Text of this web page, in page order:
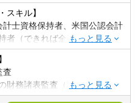
支援
各種認可申請書の作成支援
のPMI支援・海外展開後のグ
体制の整備（チェック＆バラ
填）
子会社化に伴う各国法規制遵
ンプライアンス態勢構築支援
スキル】
計士資格保持者、米国公認会計
者（できれば全科目）
1年以上
スキル】
都市銀行・地方銀行・保険な
査
財務諸表監査（証券取引法監
査、各種業法に基づく監査、